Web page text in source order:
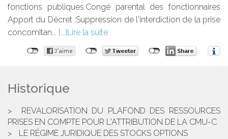
fonctions publiques.Congé parental des fonctionnaires
Apport du Décret :Suppression de l'interdiction de la prise
concomitan...
Lire la suite
Historique
REVALORISATION DU PLAFOND DES RESSOURCES
PRISES EN COMPTE POUR L'ATTRIBUTION DE LA CMU-C
LE RÉGIME JURIDIQUE DES STOCKS OPTIONS